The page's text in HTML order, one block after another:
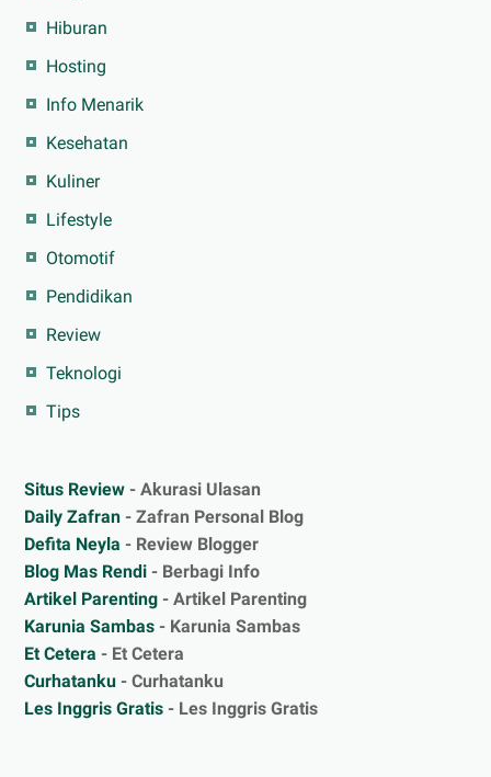
Hiburan
Hosting
Info Menarik
Kesehatan
Kuliner
Lifestyle
Otomotif
Pendidikan
Review
Teknologi
Tips
Situs Review - Akurasi Ulasan
Daily Zafran - Zafran Personal Blog
Defita Neyla - Review Blogger
Blog Mas Rendi - Berbagi Info
Artikel Parenting - Artikel Parenting
Karunia Sambas - Karunia Sambas
Et Cetera - Et Cetera
Curhatanku - Curhatanku
Les Inggris Gratis - Les Inggris Gratis